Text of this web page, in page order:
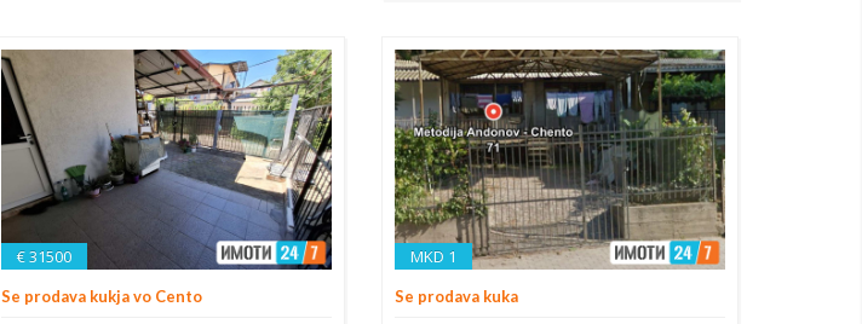
€ 31500
Se prodava kukja vo Cento
MKD 1
Se prodava kuka